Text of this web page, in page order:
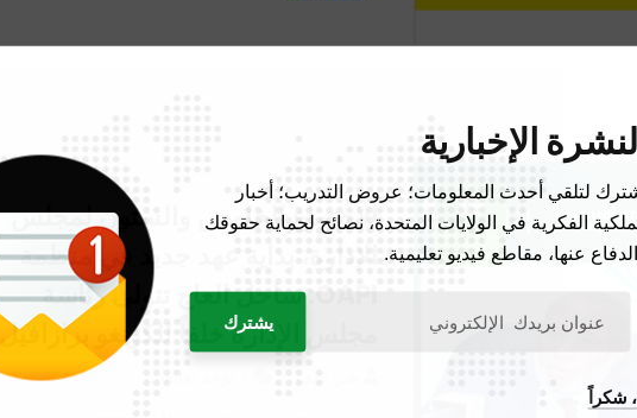
19
25
الاجتماع الخامس والستون لمجلس
الإدارة، بداية عهد جديد في منظمة
OAPI: ساحل العاج تتولى رئاسة
مجلس الإدارة خلفاً للكونغو برازافيل
الإخبارية
لتلقي أحدث المعلومات؛ عروض التدريب؛ أخبار
الفكرية في الولايات المتحدة، نصائح لحماية حقوقك
عنها، مقاطع فيديو تعليمية.
شكراً